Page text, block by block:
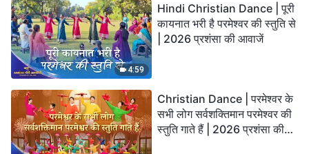
4:59
Hindi Christian Dance | पूरी
कायनात भरी है परमेश्वर की स्तुति से
| 2026 प्रशंसा की आवाजें
Christian Dance | परमेश्वर के
सभी लोग सर्वशक्तिमान परमेश्वर की
स्तुति गाते हैं | 2026 प्रशंसा की